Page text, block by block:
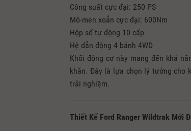
Công suất cực đại: 250 PS
Mô-men xoắn cực đại: 600Nm
Hộp số tự động 10 cấp
Hệ dẫn động 4 bánh 4WD
Khối động cơ này mang đến khả
khăn. Đây là lựa chọn lý tưởng cho
trải nghiệm.
Thiết Kế Ford Ranger Wildtrak Mới